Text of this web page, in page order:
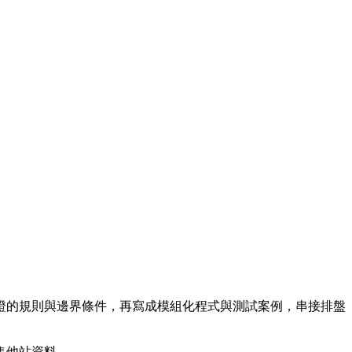
規則與邊界條件，再寫成模組化程式與測試案例，串接排盤